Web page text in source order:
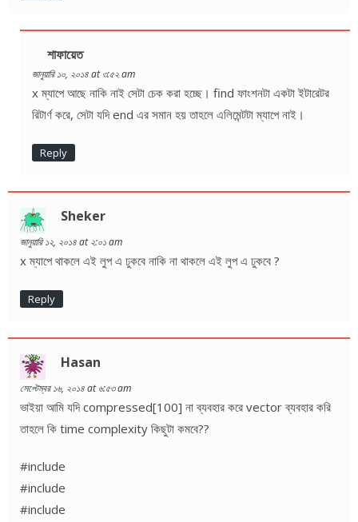
শাফায়েত
জানুয়ারি ১০, ২০১৪ at ৩:৫২ am
x ম্যাপে আছে নাকি নাই সেটা চেক করা হচ্ছে। find ফাংশনটা একটা ইটারেটর
রিটার্ণ করে, সেটা যদি end এর সমান হয় তাহলে এলিমেন্টটা ম্যাপে নাই।
Reply
Sheker
জানুয়ারি ১২, ২০১৪ at ২:০১ am
x ম্যাপে থাকলে এই লুপ এ ঢুকবে নাকি না থাকলে এই লুপ এ ঢুকবে ?
Reply
Hasan
সেপ্টেম্বর ১৬, ২০১৪ at ৬:৫৩ am
ভাইয়া আমি যদি compressed[100] না ব্যবহার করে vector ব্যবহার করি
তাহলে কি time complexity কিছুটা কমবে??
#include
#include
#include